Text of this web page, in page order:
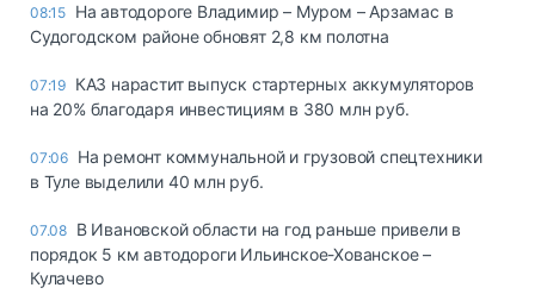
08:15 На автодороге Владимир – Муром – Арзамас в
Судогодском районе обновят 2,8 км полотна
07:19 КАЗ нарастит выпуск стартерных аккумуляторов
на 20% благодаря инвестициям в 380 млн руб.
07:06 На ремонт коммунальной и грузовой спецтехники
в Туле выделили 40 млн руб.
07.08 В Ивановской области на год раньше привели в
порядок 5 км автодороги Ильинское-Хованское –
Кулачево